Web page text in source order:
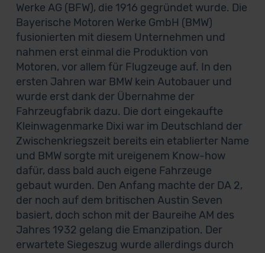
Werke AG (BFW), die 1916 gegründet wurde. Die
Bayerische Motoren Werke GmbH (BMW)
fusionierten mit diesem Unternehmen und
nahmen erst einmal die Produktion von
Motoren, vor allem für Flugzeuge auf. In den
ersten Jahren war BMW kein Autobauer und
wurde erst dank der Übernahme der
Fahrzeugfabrik dazu. Die dort eingekaufte
Kleinwagenmarke Dixi war im Deutschland der
Zwischenkriegszeit bereits ein etablierter Name
und BMW sorgte mit ureigenem Know-how
dafür, dass bald auch eigene Fahrzeuge
gebaut wurden. Den Anfang machte der DA 2,
der noch auf dem britischen Austin Seven
basiert, doch schon mit der Baureihe AM des
Jahres 1932 gelang die Emanzipation. Der
erwartete Siegeszug wurde allerdings durch